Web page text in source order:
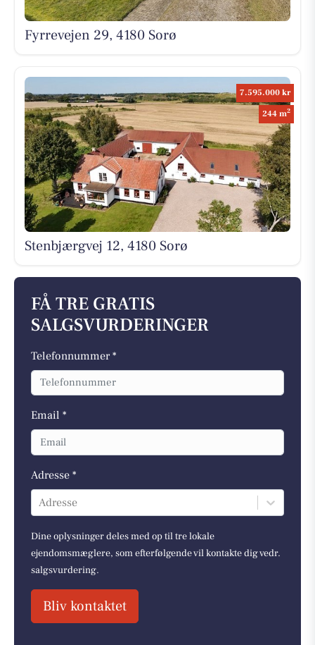
Fyrrevejen 29, 4180 Sorø
7.595.000 kr
244 m2
Stenbjærgvej 12, 4180 Sorø
FÅ TRE GRATIS
SALGSVURDERINGER
Telefonnummer *
Email *
Adresse *
Adresse
Dine oplysninger deles med op til tre lokale
ejendomsmæglere, som efterfølgende vil kontakte dig vedr.
salgsvurdering.
Bliv kontaktet